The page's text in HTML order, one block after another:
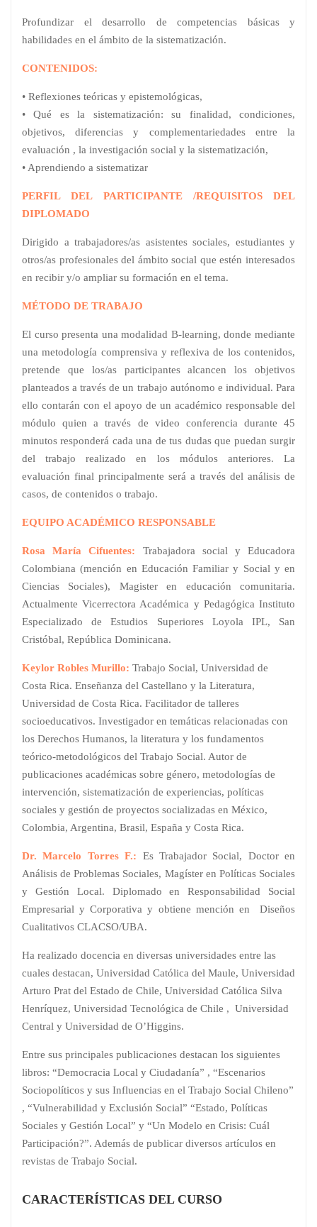
Profundizar el desarrollo de competencias básicas y
habilidades en el ámbito de la sistematización.
CONTENIDOS:
• Reflexiones teóricas y epistemológicas,
• Qué es la sistematización: su finalidad, condiciones,
objetivos, diferencias y complementariedades entre la
evaluación , la investigación social y la sistematización,
• Aprendiendo a sistematizar
PERFIL DEL PARTICIPANTE /REQUISITOS DEL
DIPLOMADO
Dirigido a trabajadores/as asistentes sociales, estudiantes y
otros/as profesionales del ámbito social que estén interesados
en recibir y/o ampliar su formación en el tema.
MÉTODO DE TRABAJO
El curso presenta una modalidad B-learning, donde mediante
una metodología comprensiva y reflexiva de los contenidos,
pretende que los/as participantes alcancen los objetivos
planteados a través de un trabajo autónomo e individual. Para
ello contarán con el apoyo de un académico responsable del
módulo quien a través de video conferencia durante 45
minutos responderá cada una de tus dudas que puedan surgir
del trabajo realizado en los módulos anteriores. La
evaluación final principalmente será a través del análisis de
casos, de contenidos o trabajo.
EQUIPO ACADÉMICO RESPONSABLE
Rosa María Cifuentes: Trabajadora social y Educadora
Colombiana (mención en Educación Familiar y Social y en
Ciencias Sociales), Magister en educación comunitaria.
Actualmente Vicerrectora Académica y Pedagógica Instituto
Especializado de Estudios Superiores Loyola IPL, San
Cristóbal, República Dominicana.
Keylor Robles Murillo: Trabajo Social, Universidad de
Costa Rica. Enseñanza del Castellano y la Literatura,
Universidad de Costa Rica. Facilitador de talleres
socioeducativos. Investigador en temáticas relacionadas con
los Derechos Humanos, la literatura y los fundamentos
teórico-metodológicos del Trabajo Social. Autor de
publicaciones académicas sobre género, metodologías de
intervención, sistematización de experiencias, políticas
sociales y gestión de proyectos socializadas en México,
Colombia, Argentina, Brasil, España y Costa Rica.
Dr. Marcelo Torres F.: Es Trabajador Social, Doctor en
Análisis de Problemas Sociales, Magíster en Políticas Sociales
y Gestión Local. Diplomado en Responsabilidad Social
Empresarial y Corporativa y obtiene mención en Diseños
Cualitativos CLACSO/UBA.
Ha realizado docencia en diversas universidades entre las
cuales destacan, Universidad Católica del Maule, Universidad
Arturo Prat del Estado de Chile, Universidad Católica Silva
Henríquez, Universidad Tecnológica de Chile , Universidad
Central y Universidad de O’Higgins.
Entre sus principales publicaciones destacan los siguientes
libros: “Democracia Local y Ciudadanía” , “Escenarios
Sociopolíticos y sus Influencias en el Trabajo Social Chileno”
, “Vulnerabilidad y Exclusión Social” “Estado, Políticas
Sociales y Gestión Local” y “Un Modelo en Crisis: Cuál
Participación?”. Además de publicar diversos artículos en
revistas de Trabajo Social.
CARACTERÍSTICAS DEL CURSO